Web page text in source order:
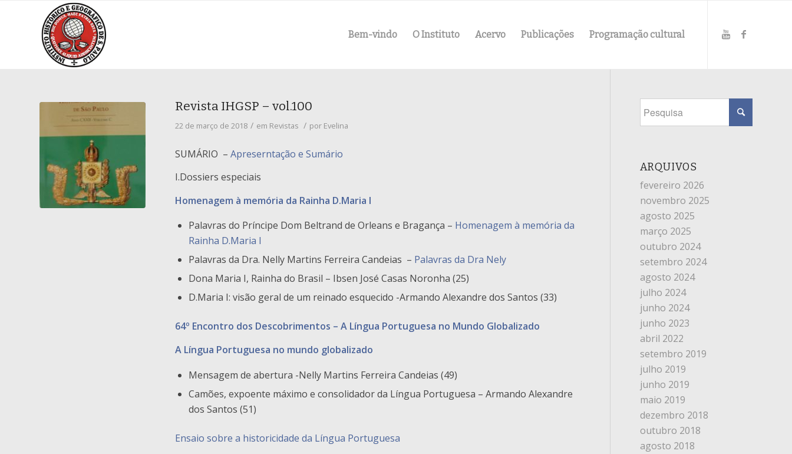
Bem-vindo O Instituto Acervo Publicações Programação cultural
Revista IHGSP – vol.100
22 de março de 2018 / em Revistas / por Evelina
SUMÁRIO – Apreserntação e Sumário
I.Dossiers especiais
Homenagem à memória da Rainha D.Maria I
Palavras do Príncipe Dom Beltrand de Orleans e Bragança – Homenagem à memória da
Rainha D.Maria I
Palavras da Dra. Nelly Martins Ferreira Candeias – Palavras da Dra Nely
Dona Maria I, Rainha do Brasil – Ibsen José Casas Noronha (25)
D.Maria I: visão geral de um reinado esquecido -Armando Alexandre dos Santos (33)
64º Encontro dos Descobrimentos – A Língua Portuguesa no Mundo Globalizado
A Língua Portuguesa no mundo globalizado
Mensagem de abertura -Nelly Martins Ferreira Candeias (49)
Camões, expoente máximo e consolidador da Língua Portuguesa – Armando Alexandre
dos Santos (51)
Ensaio sobre a historicidade da Língua Portuguesa
ARQUIVOS
fevereiro 2026
novembro 2025
agosto 2025
março 2025
outubro 2024
setembro 2024
agosto 2024
julho 2024
junho 2024
junho 2023
abril 2022
setembro 2019
julho 2019
junho 2019
maio 2019
dezembro 2018
outubro 2018
agosto 2018